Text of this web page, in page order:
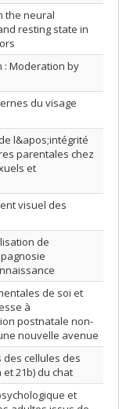
the neural
resting state in
: Moderation by
du visage
l&apos;intégrité
parentales chez
et
visuel des
de
de soi et
à
postnatale non-
nouvelle avenue
cellules des
21b) du chat
et